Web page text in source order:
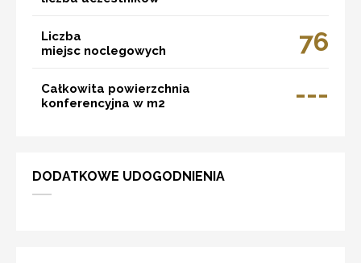
Liczba
miejsc noclegowych
76
Całkowita powierzchnia
konferencyjna w m2
---
DODATKOWE UDOGODNIENIA